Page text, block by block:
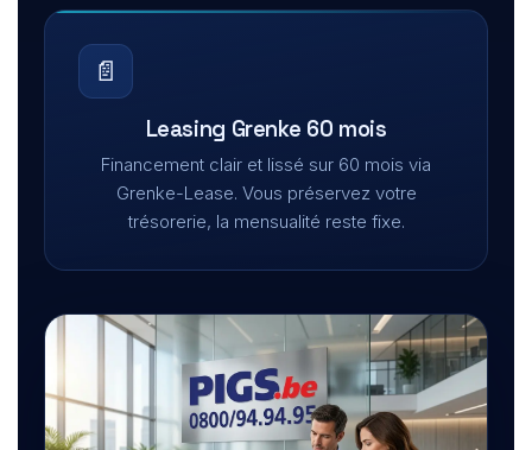
📄
Leasing Grenke 60 mois
Financement clair et lissé sur 60 mois via
Grenke-Lease. Vous préservez votre
trésorerie, la mensualité reste fixe.